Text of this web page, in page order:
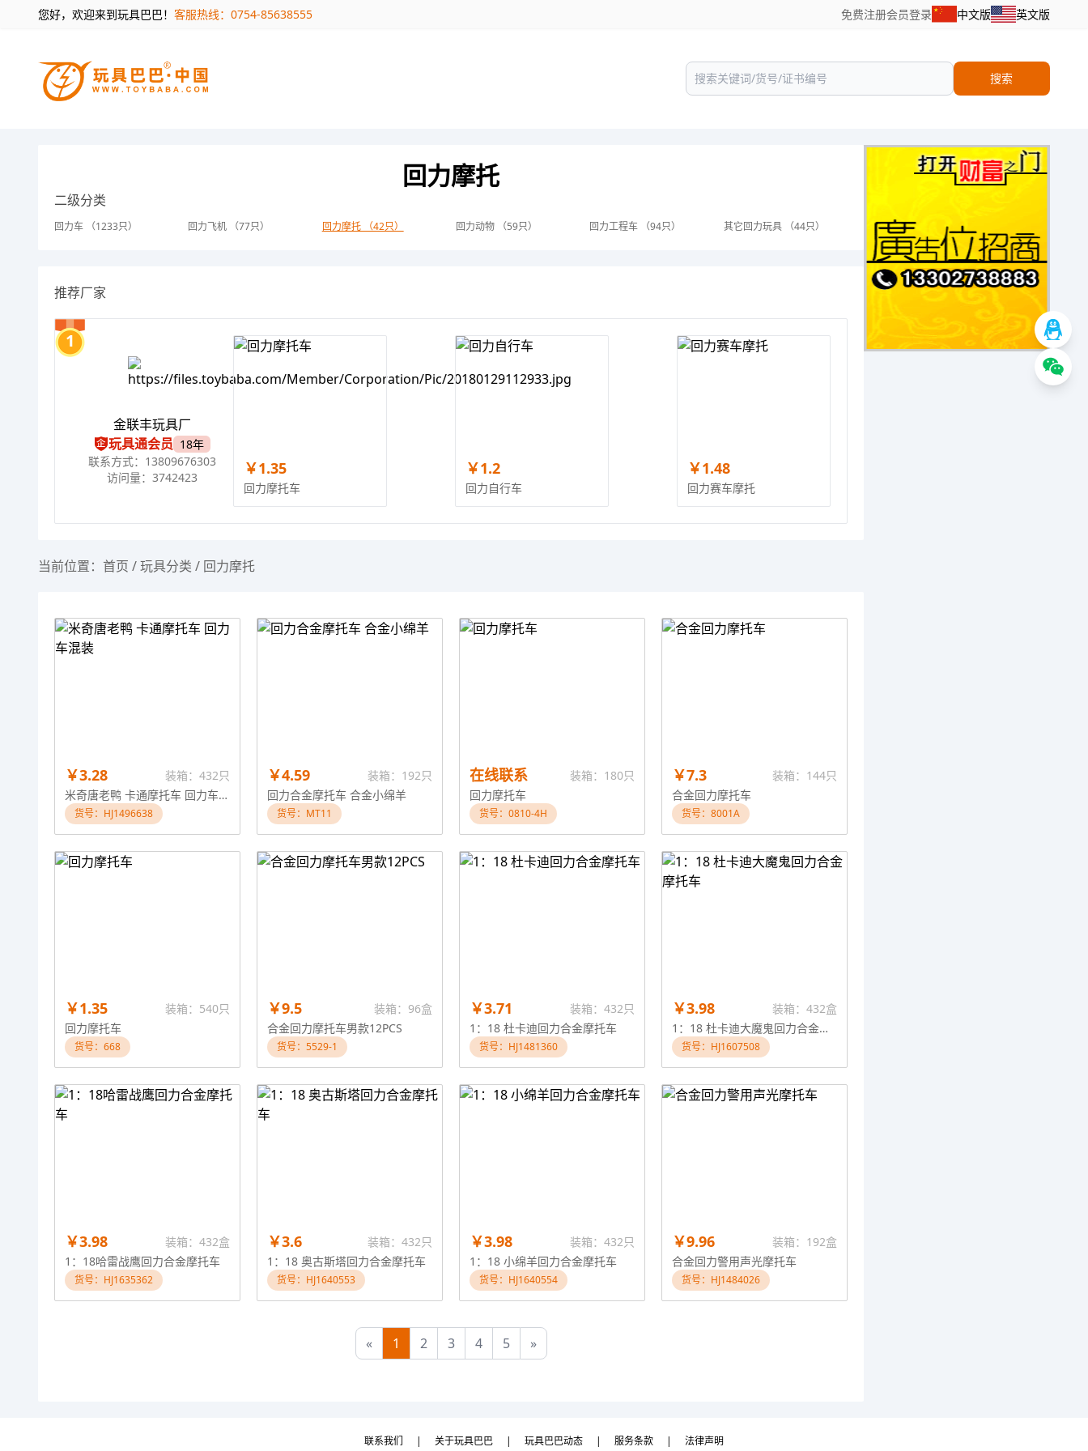
您好，欢迎来到玩具巴巴！ 客服热线：0754-85638555 免费注册会员登录 中文版 英文版
搜索
回力摩托
二级分类
回力车 （1233只） 回力飞机 （77只） 回力摩托 （42只） 回力动物 （59只） 回力工程车 （94只） 其它回力玩具 （44只）
推荐厂家
1
金联丰玩具厂
玩具通会员 18年
联系方式：13809676303
访问量：3742423
￥1.35
回力摩托车
￥1.2
回力自行车
￥1.48
回力赛车摩托
当前位置： 首页 /玩具分类 / 回力摩托
￥3.28
装箱：432只
米奇唐老鸭 卡通摩托车 回力车混装
货号：HJ1496638
￥4.59
装箱：192只
回力合金摩托车 合金小绵羊
货号：MT11
在线联系
装箱：180只
回力摩托车
货号：0810-4H
￥7.3
装箱：144只
合金回力摩托车
货号：8001A
￥1.35
装箱：540只
回力摩托车
货号：668
￥9.5
装箱：96盒
合金回力摩托车男款12PCS
货号：5529-1
￥3.71
装箱：432只
1：18 杜卡迪回力合金摩托车
货号：HJ1481360
￥3.98
装箱：432盒
1：18 杜卡迪大魔鬼回力合金摩托车
货号：HJ1607508
￥3.98
装箱：432盒
1：18哈雷战鹰回力合金摩托车
货号：HJ1635362
￥3.6
装箱：432只
1：18 奥古斯塔回力合金摩托车
货号：HJ1640553
￥3.98
装箱：432只
1：18 小绵羊回力合金摩托车
货号：HJ1640554
￥9.96
装箱：192盒
合金回力警用声光摩托车
货号：HJ1484026
« 1 2 3 4 5 »
联系我们 | 关于玩具巴巴 | 玩具巴巴动态 | 服务条款 | 法律声明